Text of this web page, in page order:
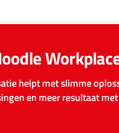
helpt met slimme
en meer resultaat